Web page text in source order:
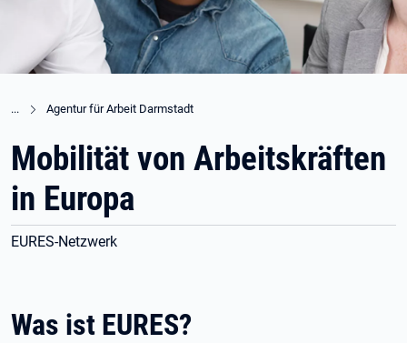
Agentur für Arbeit Darmstadt
Mobilität von Arbeitskräften
in Europa
EURES-Netzwerk
Was ist EURES?